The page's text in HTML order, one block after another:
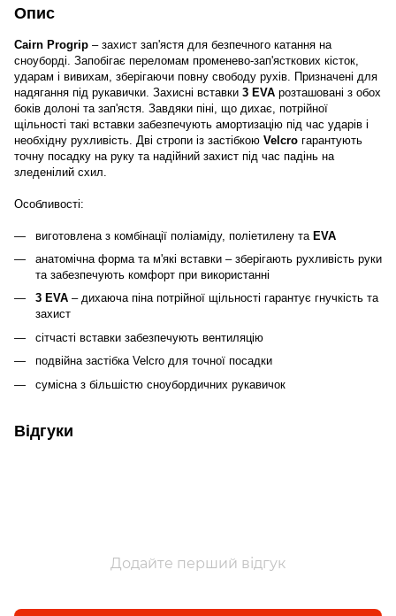
Опис
Cairn Progrip – захист зап'ястя для безпечного катання на
сноуборді. Запобігає переломам променево-зап'ясткових кісток,
ударам і вивихам, зберігаючи повну свободу рухів. Призначені для
надягання під рукавички. Захисні вставки 3 EVA розташовані з обох
боків долоні та зап'ястя. Завдяки піні, що дихає, потрійної
щільності такі вставки забезпечують амортизацію під час ударів і
необхідну рухливість. Дві стропи із застібкою Velcro гарантують
точну посадку на руку та надійний захист під час падінь на
зледенілий схил.
Особливості:
виготовлена з комбінації поліаміду, поліетилену та EVA
анатомічна форма та м'які вставки – зберігають рухливість руки
та забезпечують комфорт при використанні
3 EVA – дихаюча піна потрійної щільності гарантує гнучкість та
захист
сітчасті вставки забезпечують вентиляцію
подвійна застібка Velcro для точної посадки
сумісна з більшістю сноубордичних рукавичок
Відгуки
Додайте перший відгук